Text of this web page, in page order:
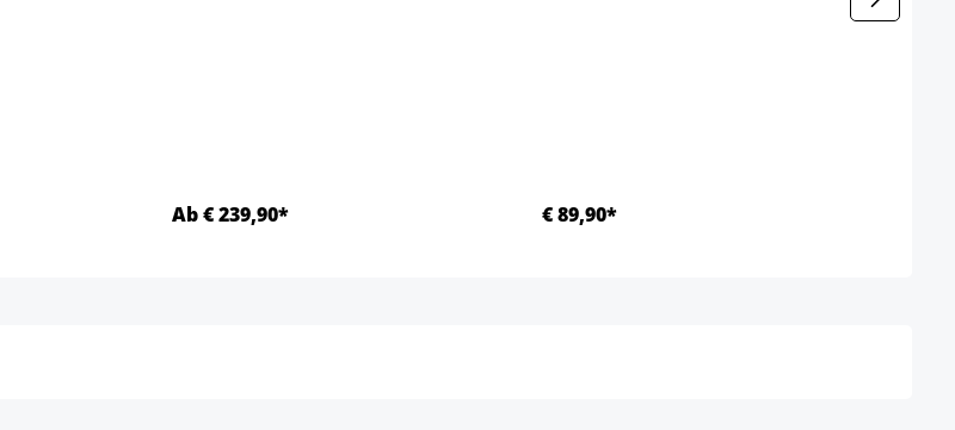
Ab € 239,90* € 89,90*